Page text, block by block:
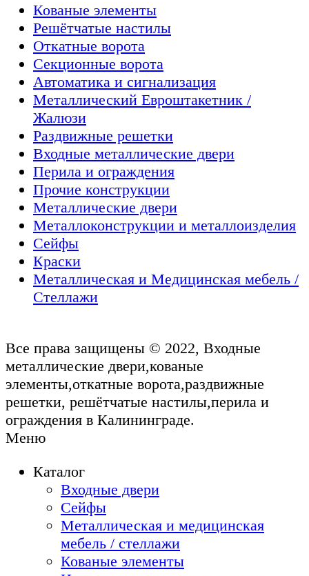
Кованые элементы
Решётчатые настилы
Откатные ворота
Секционные ворота
Автоматика и сигнализация
Металлический Евроштакетник /
Жалюзи
Раздвижные решетки
Входные металлические двери
Перила и ограждения
Прочие конструкции
Металлические двери
Металлоконструкции и металлоизделия
Сейфы
Краски
Металлическая и Медицинская мебель /
Стеллажи
Все права защищены © 2022, Входные
металлические двери,кованые
элементы,откатные ворота,раздвижные
решетки, решётчатые настилы,перила и
ограждения в Калининграде.
Меню
Каталог
Входные двери
Сейфы
Металлическая и медицинская
мебель / стеллажи
Кованые элементы